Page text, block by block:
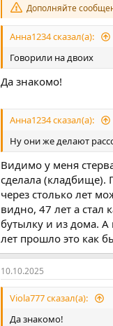
Дополняйте
Анна1234 сказал(а):
Говорили на двоих
Да знакомо!
Анна1234 сказал(а):
Ну они же делают
Видимо у меня
сделала (кладбище).
через столько лет
видно, 47 лет а стал
бутылку и из дома. А
лет прошло это как
10.10.2025
Viola777 сказал(а):
Да знакомо!